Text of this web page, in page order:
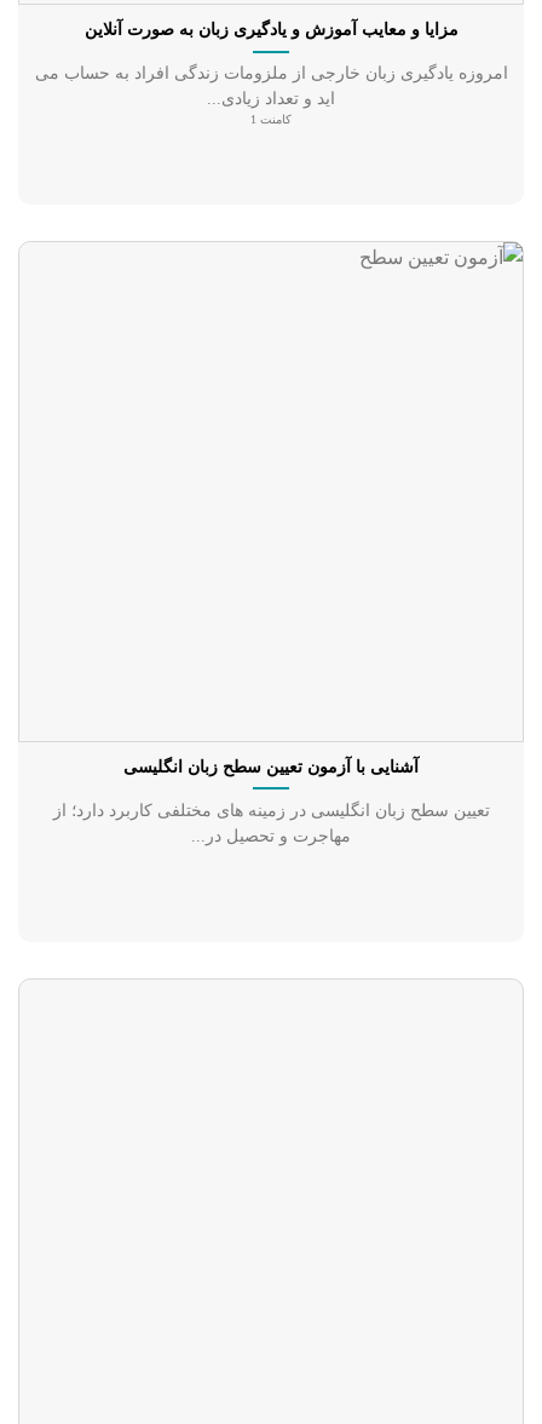
مزایا و معایب آموزش و یادگیری زبان به صورت آنلاین
امروزه یادگیری زبان خارجی از ملزومات زندگی افراد به حساب می
اید و تعداد زیادی...
کامنت 1
آشنایی با آزمون تعیین سطح زبان انگلیسی
تعیین سطح زبان انگلیسی در زمینه های مختلفی کاربرد دارد؛ از
مهاجرت و تحصیل در...